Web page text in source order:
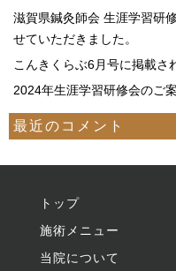
滋賀県鍼灸師会 生涯学習研
せていただきました。
こんきくらぶ6月号に掲載さ
2024年生涯学習研修会のご
最近のコメント
トップ
施術メニュー
当院について